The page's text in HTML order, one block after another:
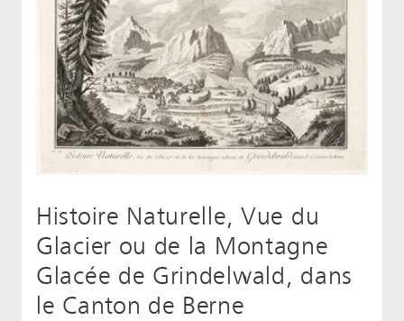
Histoire Naturelle, Vue du
Glacier ou de la Montagne
Glacée de Grindelwald, dans
le Canton de Berne